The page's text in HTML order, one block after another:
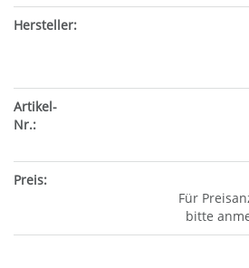
Für
bitte